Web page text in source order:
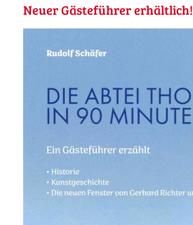
Neuer Gästeführer erhältlich!